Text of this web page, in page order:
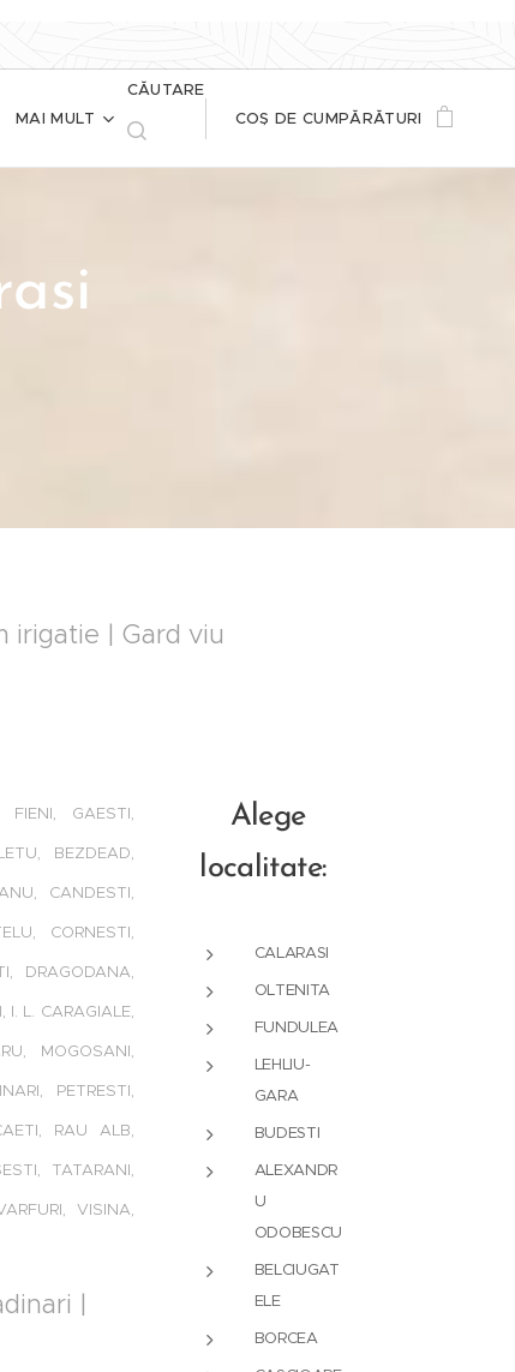
MAI MULT
CĂUTARE
COȘ DE CUMPĂRĂTURI
irigatie | Gard viu
FIENI, GAESTI,
BEZDEAD,
CANDESTI,
CORNESTI,
DRAGODANA,
I. L. CARAGIALE,
MOGOSANI,
PETRESTI,
RAU ALB,
TATARANI,
VISINA,
|
Alege
localitate:
CALARASI
OLTENITA
FUNDULEA
LEHLIU-
GARA
BUDESTI
ALEXANDR
U
ODOBESCU
BELCIUGAT
ELE
BORCEA